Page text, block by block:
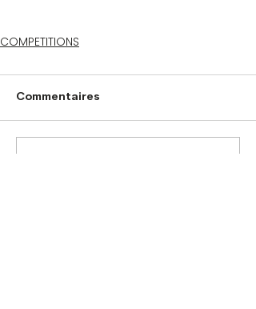
COMPETITIONS
Commentaires